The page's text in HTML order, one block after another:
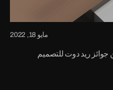
مايو 18, 2022